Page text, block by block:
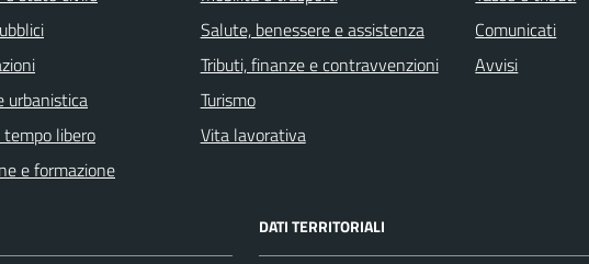
urbanistica
libero
e formazione
Salute, benessere e assistenza
Tributi, finanze e contravvenzioni
Turismo
Vita lavorativa
Comunicati
Avvisi
DATI TERRITORIALI